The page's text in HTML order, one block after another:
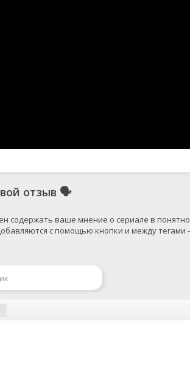
отзыв 🗣
с помощью кнопки и между тегами -